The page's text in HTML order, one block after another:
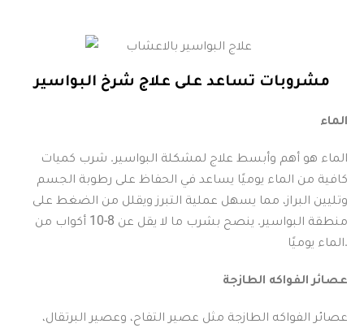
مشروبات تساعد على علاج شرخ البواسير
الماء
الماء هو أهم وأبسط علاج لمشكلة البواسير. شرب كميات
كافية من الماء يوميًا يساعد في الحفاظ على رطوبة الجسم
وتليين البراز، مما يسهل عملية التبرز ويقلل من الضغط على
منطقة البواسير. ينصح بشرب ما لا يقل عن 8-10 أكواب من
الماء يوميًا.
عصائر الفواكه الطازجة
عصائر الفواكه الطازجة مثل عصير التفاح، وعصير البرتقال،